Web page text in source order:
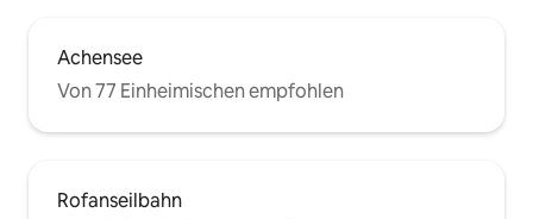
Achensee
Von 77 Einheimischen empfohlen
Rofanseilbahn